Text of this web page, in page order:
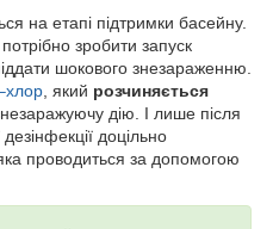
на етапі підтримки басейну.
зробити запуск
шокового знезараженню.
, який розчиняється
дію. І лише після
доцільно
проводиться за допомогою